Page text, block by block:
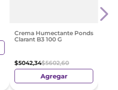
Crema Humectante Ponds
Clarant B3 100 G
$5042,34$5602,60
Agregar